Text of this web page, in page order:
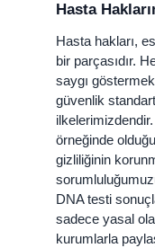
Hasta
Hasta hakları,
bir parçasıdır.
saygı
güvenlik
ilkelerimizdendir.
örneğinde
gizliliğinin
DNA testi
sadece yasal
kurumlarla